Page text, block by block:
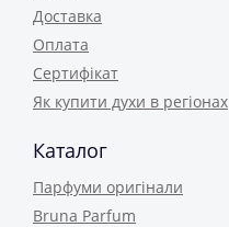
Доставка
Оплата
Сертифікат
Як купити духи в регіонах
Каталог
Парфуми оригінали
Bruna Parfum